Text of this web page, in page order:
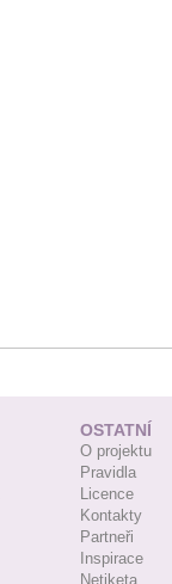
OSTATNÍ
O projektu
Pravidla
Licence
Kontakty
Partneři
Inspirace
Netiketa